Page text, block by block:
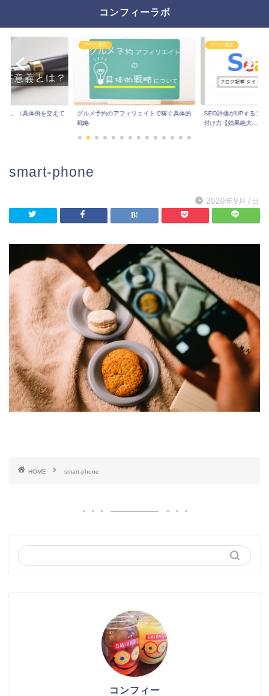
コンフィーラボ
は。（具体例を交えて
ブログ運営
グルメ予約のアフィリエイトで稼ぐ具体的
戦略
ブログ運営
SEO評価がUPするブ
付け方【効果絶大...
smart-phone
2020年9月7日
HOME smart-phone
コンフィー